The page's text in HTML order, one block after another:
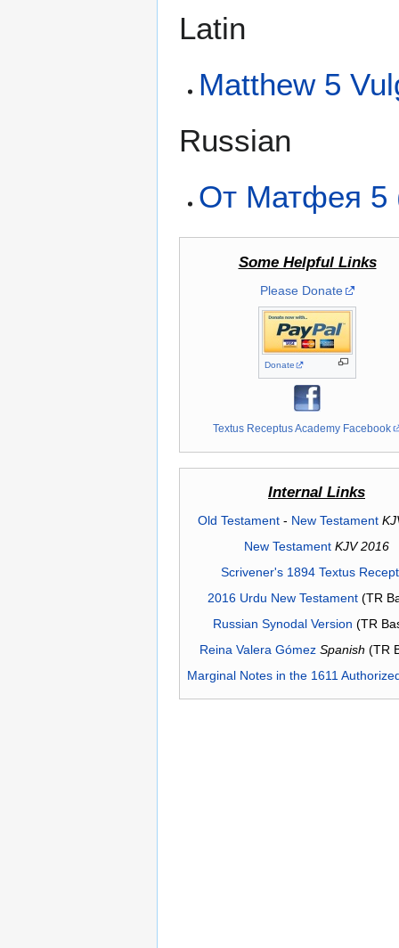
Latin
Matthew 5
Russian
От Матфея 5
Some Helpful Links
Please Donate
Donate
Textus Receptus Academy Facebook
Internal Links
Old Testament- New Testament
New Testament KJV 2016
Scrivener's 1894 Textus
2016 Urdu New Testament(TR
Russian Synodal Version (TR
Reina Valera Gómez Spanish (TR
Marginal Notes in the 1611